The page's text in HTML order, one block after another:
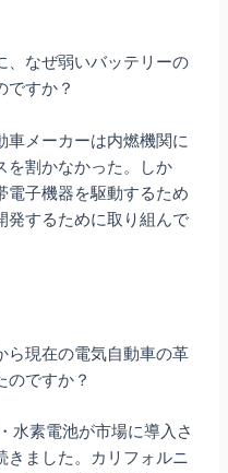
、なぜ弱いバッテリーの
ですか？
車メーカーは内燃機関に
を割かなかった。しか
電子機器を駆動するため
発するために取り組んで
ら現在の電気自動車の革
のですか？
水素電池が市場に導入さ
きました。カリフォルニ